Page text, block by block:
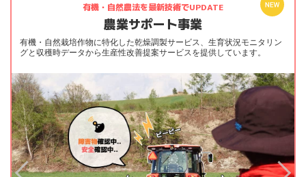
有機・自然農法を最新技術でUPDATE
農業サポート事業
有機・自然栽培作物に特化した乾燥調製サービス、生育状況モニタリン
グと収穫時データから生産性改善提案サービスを提供しています。